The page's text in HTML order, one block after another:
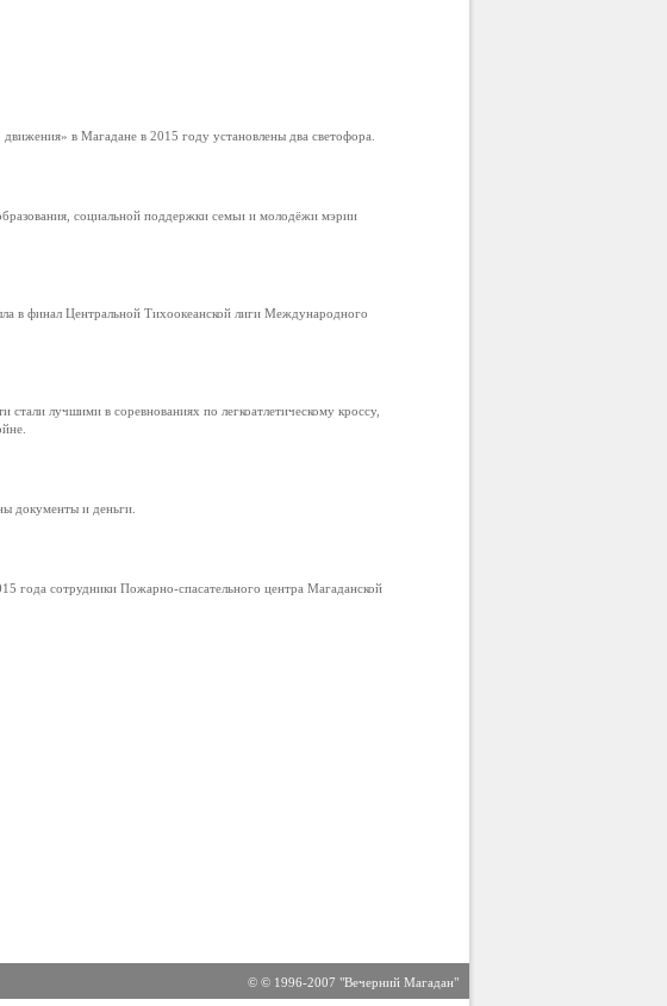
в Магадане в 2015 году установлены два светофора.
социальной поддержки семьи и молодёжи мэрии
в финал Центральной Тихоокеанской лиги Международного
лучшими в соревнованиях по легкоатлетическому кроссу,
документы и деньги.
года сотрудники Пожарно-спасательного центра Магаданской
© © 1996-2007 "Вечерний Магадан"